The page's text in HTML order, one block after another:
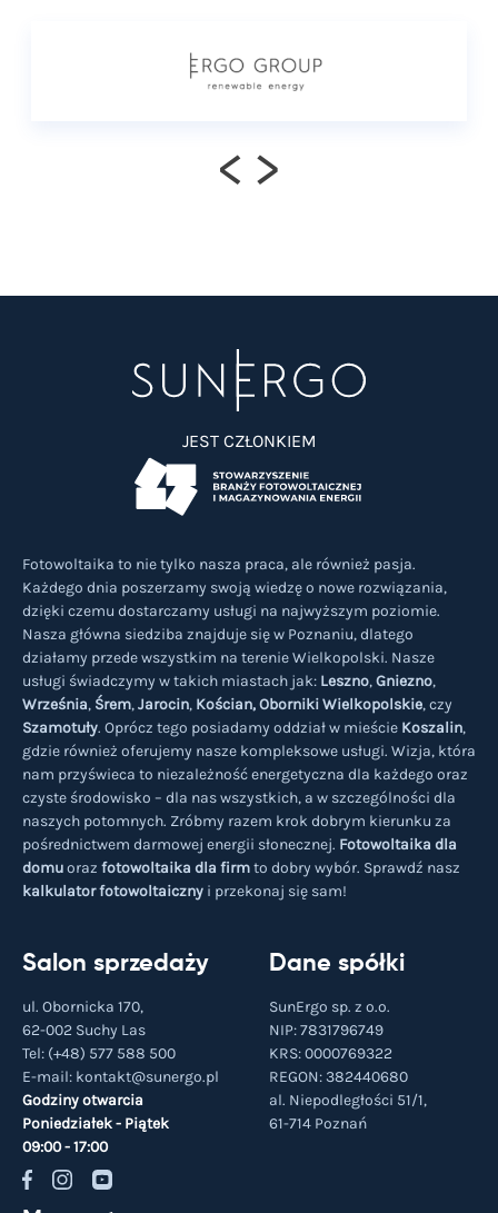
< >
JEST CZŁONKIEM
Fotowoltaika to nie tylko nasza praca, ale również pasja.
Każdego dnia poszerzamy swoją wiedzę o nowe rozwiązania,
dzięki czemu dostarczamy usługi na najwyższym poziomie.
Nasza główna siedziba znajduje się w Poznaniu, dlatego
działamy przede wszystkim na terenie Wielkopolski. Nasze
usługi świadczymy w takich miastach jak: Leszno,Gniezno,
Września, Śrem,Jarocin, Kościan,Oborniki Wielkopolskie, czy
Szamotuły. Oprócz tego posiadamy oddział w mieście Koszalin,
gdzie również oferujemy nasze kompleksowe usługi. Wizja, która
nam przyświeca to niezależność energetyczna dla każdego oraz
czyste środowisko – dla nas wszystkich, a w szczególności dla
naszych potomnych. Zróbmy razem krok dobrym kierunku za
pośrednictwem darmowej energii słonecznej. Fotowoltaika dla
domuoraz fotowoltaika dla firmto dobry wybór. Sprawdź nasz
kalkulator fotowoltaiczny i przekonaj się sam!
Salon sprzedaży
ul. Obornicka 170,
62-002 Suchy Las
Tel: (+48) 577 588 500
E-mail: kontakt@sunergo.pl
Godziny otwarcia
Poniedziałek - Piątek
09:00 - 17:00
Dane spółki
SunErgo sp. z o.o.
NIP: 7831796749
KRS: 0000769322
REGON: 382440680
al. Niepodległości 51/1,
61-714 Poznań